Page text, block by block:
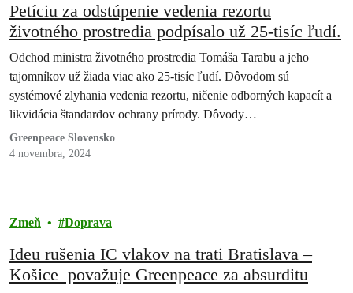
Petíciu za odstúpenie vedenia rezortu
životného prostredia podpísalo už 25-tisíc ľudí.
Odchod ministra životného prostredia Tomáša Tarabu a jeho
tajomníkov už žiada viac ako 25-tisíc ľudí. Dôvodom sú
systémové zlyhania vedenia rezortu, ničenie odborných kapacít a
likvidácia štandardov ochrany prírody. Dôvody…
Greenpeace Slovensko
4 novembra, 2024
Zmeň Doprava
Ideu rušenia IC vlakov na trati Bratislava –
Košice považuje Greenpeace za absurditu